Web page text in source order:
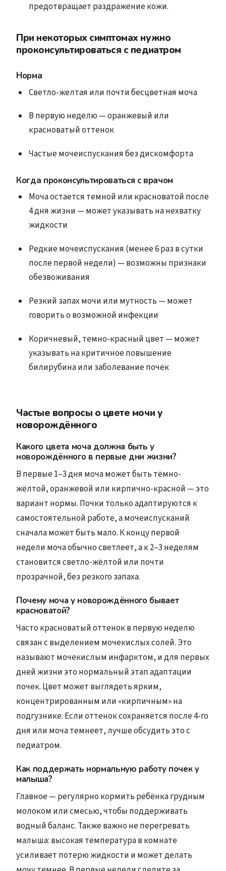
предотвращает раздражение кожи.
При некоторых симптомах нужно
проконсультироваться с педиатром
Норма
Светло-желтая или почти бесцветная моча
В первую неделю — оранжевый или
красноватый оттенок
Частые мочеиспускания без дискомфорта
Когда проконсультироваться с врачом
Моча остается темной или красноватой после
4 дня жизни — может указывать на нехватку
жидкости
Редкие мочеиспускания (менее 6 раз в сутки
после первой недели) — возможны признаки
обезвоживания
Резкий запах мочи или мутность — может
говорить о возможной инфекции
Коричневый, темно-красный цвет — может
указывать на критичное повышение
билирубина или заболевание почек
Частые вопросы о цвете мочи у
новорождённого
Какого цвета моча должна быть у
новорождённого в первые дни жизни?
В первые 1–3 дня моча может быть тёмно-
жёлтой, оранжевой или кирпично-красной — это
вариант нормы. Почки только адаптируются к
самостоятельной работе, а мочеиспусканий
сначала может быть мало. К концу первой
недели моча обычно светлеет, а к 2–3 неделям
становится светло-жёлтой или почти
прозрачной, без резкого запаха.
Почему моча у новорождённого бывает
красноватой?
Часто красноватый оттенок в первую неделю
связан с выделением мочекислых солей. Это
называют мочекислым инфарктом, и для первых
дней жизни это нормальный этап адаптации
почек. Цвет может выглядеть ярким,
концентрированным или «кирпичным» на
подгузнике. Если оттенок сохраняется после 4-го
дня или моча темнеет, лучше обсудить это с
педиатром.
Как поддержать нормальную работу почек у
малыша?
Главное — регулярно кормить ребёнка грудным
молоком или смесью, чтобы поддерживать
водный баланс. Также важно не перегревать
малыша: высокая температура в комнате
усиливает потерю жидкости и может делать